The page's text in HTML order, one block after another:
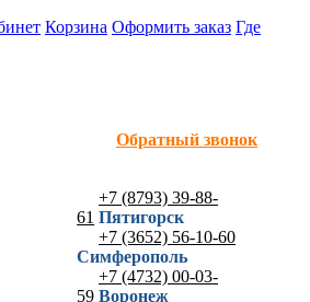
Корзина Оформить заказ Где
Обратный звонок
+7 (8793) 39-88-
61 Пятигорск
+7 (3652) 56-10-60
Симферополь
+7 (4732) 00-03-
59 Воронеж